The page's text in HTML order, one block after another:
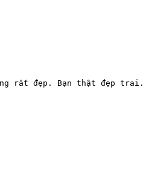
rất đẹp. Bạn thật đẹp trai.